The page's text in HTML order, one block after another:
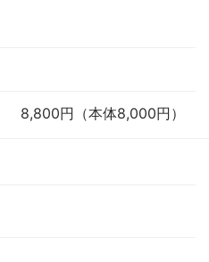
8,800円（本体8,000円）